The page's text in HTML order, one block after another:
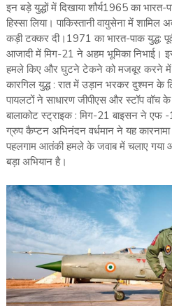
इन बड़े युद्धों में दिखाया शौर्य1965 का
हिस्सा लिया। पाकिस्तानी वायुसेना में शामिल
कड़ी टक्कर दी।1971 का भारत-पाक युद्ध:
आजादी में मिग-21 ने अहम भूमिका निभाई।
हमले किए और घुटने टेकने को मजबूर करने में
कारगिल युद्ध : रात में उड़ान भरकर दुश्मन के
पायलटों ने साधारण जीपीएस और स्‍टॉप
बालाकोट स्ट्राइक : मिग-21 बाइसन ने एफ -
ग्रुप कैप्टन अभिनंदन वर्धमान ने यह
पहलगाम आतंकी हमले के जवाब में चलाए गया
बड़ा अभियान है।